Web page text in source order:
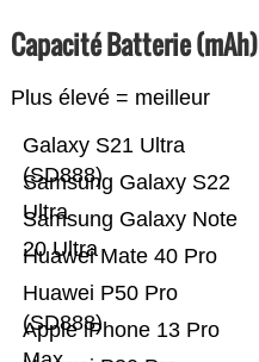
Capacité Batterie (mAh)
Plus élevé = meilleur
Apple iPhone 13 Pro
Huawei P50 Pro
(SD888)
Huawei Mate 40 Pro
Samsung Galaxy Note
20 Ultra
Samsung Galaxy S22
Ultra
Galaxy S21 Ultra
(SD888)